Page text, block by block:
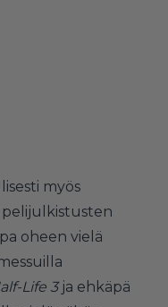
myös
oheen vielä
Life 3ja ehkäpä